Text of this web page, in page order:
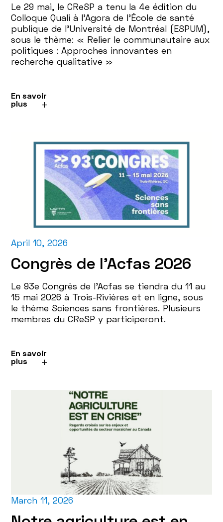
Le 29 mai, le CReSP a tenu la 4e édition du
Colloque Quali à l'Agora de l'École de santé
publique de l'Université de Montréal (ESPUM),
sous le thème: « Relier le communautaire aux
politiques : Approches innovantes en
recherche qualitative »
En savoir
plus
April 10, 2026
Congrès de l’Acfas 2026
Le 93e Congrès de l’Acfas se tiendra du 11 au
15 mai 2026 à Trois-Rivières et en ligne, sous
le thème Sciences sans frontières. Plusieurs
membres du CReSP y participeront.
En savoir
plus
March 11, 2026